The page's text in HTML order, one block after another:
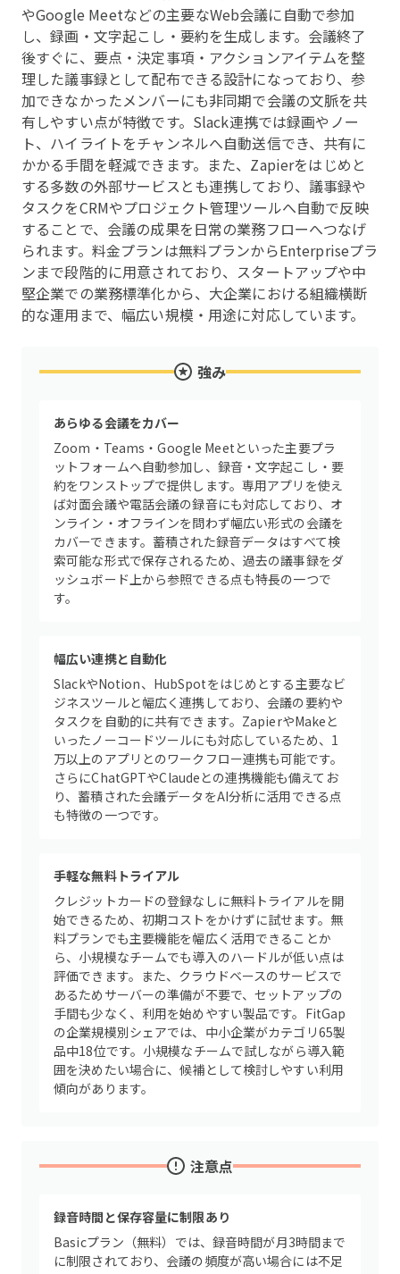
やGoogle Meetなどの主要なWeb会議に自動で参加
し、録画・文字起こし・要約を生成します。会議終了
後すぐに、要点・決定事項・アクションアイテムを整
理した議事録として配布できる設計になっており、参
加できなかったメンバーにも非同期で会議の文脈を共
有しやすい点が特徴です。Slack連携では録画やノー
ト、ハイライトをチャンネルへ自動送信でき、共有に
かかる手間を軽減できます。また、Zapierをはじめと
する多数の外部サービスとも連携しており、議事録や
タスクをCRMやプロジェクト管理ツールへ自動で反映
することで、会議の成果を日常の業務フローへつなげ
られます。料金プランは無料プランからEnterpriseプラ
ンまで段階的に用意されており、スタートアップや中
堅企業での業務標準化から、大企業における組織横断
的な運用まで、幅広い規模・用途に対応しています。
強み
あらゆる会議をカバー
Zoom・Teams・Google Meetといった主要プラ
ットフォームへ自動参加し、録音・文字起こし・要
約をワンストップで提供します。専用アプリを使え
ば対面会議や電話会議の録音にも対応しており、オ
ンライン・オフラインを問わず幅広い形式の会議を
カバーできます。蓄積された録音データはすべて検
索可能な形式で保存されるため、過去の議事録をダ
ッシュボード上から参照できる点も特長の一つで
す。
幅広い連携と自動化
SlackやNotion、HubSpotをはじめとする主要なビ
ジネスツールと幅広く連携しており、会議の要約や
タスクを自動的に共有できます。ZapierやMakeと
いったノーコードツールにも対応しているため、1
万以上のアプリとのワークフロー連携も可能です。
さらにChatGPTやClaudeとの連携機能も備えてお
り、蓄積された会議データをAI分析に活用できる点
も特徴の一つです。
手軽な無料トライアル
クレジットカードの登録なしに無料トライアルを開
始できるため、初期コストをかけずに試せます。無
料プランでも主要機能を幅広く活用できることか
ら、小規模なチームでも導入のハードルが低い点は
評価できます。また、クラウドベースのサービスで
あるためサーバーの準備が不要で、セットアップの
手間も少なく、利用を始めやすい製品です。FitGap
の企業規模別シェアでは、中小企業がカテゴリ65製
品中18位です。小規模なチームで試しながら導入範
囲を決めたい場合に、候補として検討しやすい利用
傾向があります。
注意点
録音時間と保存容量に制限あり
Basicプラン（無料）では、録音時間が月3時間まで
に制限されており、会議の頻度が高い場合には不足